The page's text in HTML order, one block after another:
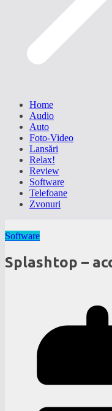
Home
Audio
Auto
Foto-Video
Lansări
Relax!
Review
Software
Telefoane
Zvonuri
Software
Splashtop –